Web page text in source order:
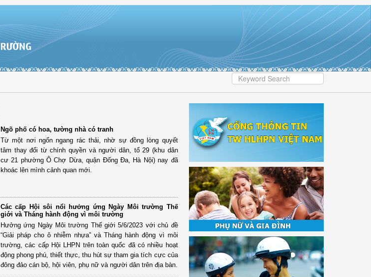
Ngõ phố có hoa, tường nhà có tranh
Từ một nơi ngổn ngang rác thải, nhờ sự đồng lòng quyết
tâm thay đổi từ chính quyền và người dân, tổ 29 (khu dân
cư 21 phường Ô Chợ Dừa, quận Đống Đa, Hà Nội) nay đã
khoác lên mình cảnh quan mới.
Các cấp Hội sôi nổi hưởng ứng Ngày Môi trường Thế
giới và Tháng hành động vì môi trường
Hưởng ứng Ngày Môi trường Thế giới 5/6/2023 với chủ đề
“Giải pháp cho ô nhiễm nhựa” và Tháng hành động vì môi
trường, các cấp Hội LHPN trên toàn quốc đã có nhiều hoạt
động phong phú, thiết thực, thu hút sự tham gia tích cực của
đông đảo cán bộ, hội viên, phụ nữ và người dân trên địa bàn.